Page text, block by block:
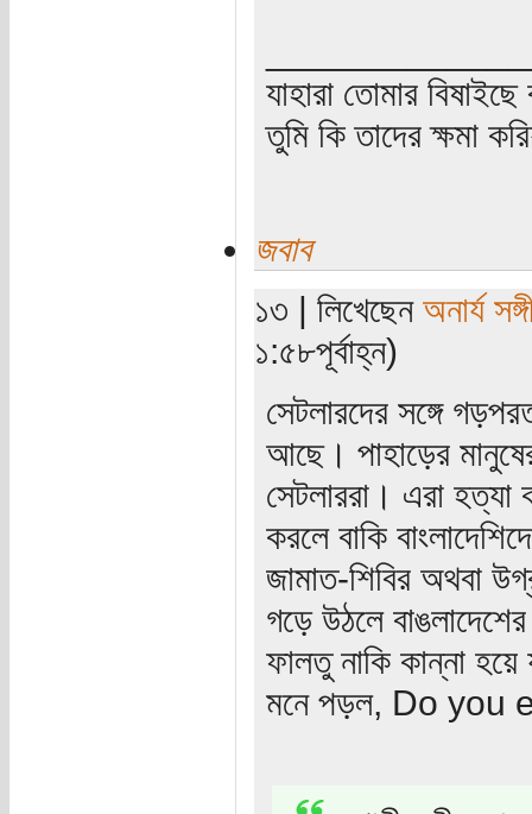
যাহারা তোমার
তুমি কি তাদের ক্ষমা
জবাব
১৩ | লিখেছেন অনার্য
১:৫৮পূর্বাহ্ন)
সেটলারদের সঙ্গে
আছে। পাহাড়ের
সেটলাররা। এরা হত্যা
করলে বাকি
জামাত-শিবির অথবা
গড়ে উঠলে
ফালতু নাকি কান্না
মনে পড়ল, Do